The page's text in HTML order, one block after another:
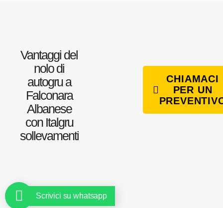
Vantaggi del
nolo di
autogru a
Falconara
Albanese
con Italgru
sollevamenti
CHIAMACI
PER UN
Scrivici su whatsapp